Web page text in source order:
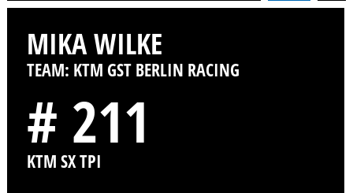
MIKA WILKE
TEAM: KTM GST BERLIN RACING
# 211
KTM SX TPI